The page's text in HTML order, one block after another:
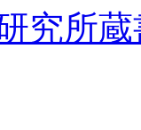
究所